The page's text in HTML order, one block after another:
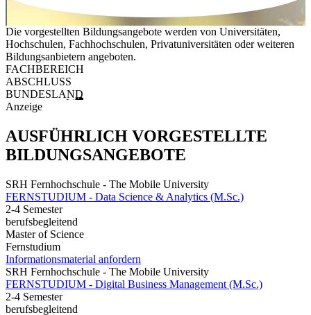
Die vorgestellten Bildungsangebote werden von Universitäten,
Hochschulen, Fachhochschulen, Privatuniversitäten oder weiteren
Bildungsanbietern angeboten.
FACHBEREICH
ABSCHLUSS
BUNDESLAND
Anzeige
AUSFÜHRLICH VORGESTELLTE
BILDUNGSANGEBOTE
SRH Fernhochschule - The Mobile University
FERNSTUDIUM - Data Science & Analytics (M.Sc.)
2-4 Semester
berufsbegleitend
Master of Science
Fernstudium
Informationsmaterial anfordern
SRH Fernhochschule - The Mobile University
FERNSTUDIUM - Digital Business Management (M.Sc.)
2-4 Semester
berufsbegleitend